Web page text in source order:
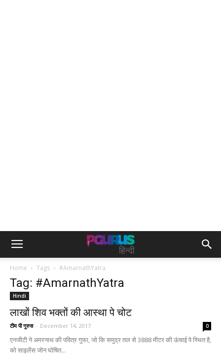
Home Tags #AmarnathYatra
Tag: #AmarnathYatra
Hindi
लाखों शिव भक्तों की आस्था पे चोट
टीम पी गुरुस - December 14, 2017 0
एनजीटी ने अमरनाथ की पवित्र गुफा, जो कि समुद्र तल से 3888 मीटर की ऊंचाई पे स्थित है,
को साइलेंस जोन घोषित...